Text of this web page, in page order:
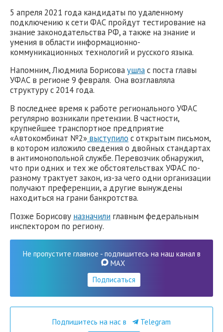
5 апреля 2021 года кандидаты по удаленному
подключению к сети ФАС пройдут тестирование на
знание законодательства РФ, а также на знание и
умения в области информационно-
коммуникационных технологий и русского языка.
Напомним, Людмила Борисоваушлас поста главы
УФАС в регионе 9 февраля. Она возглавляла
структуру с 2014 года.
В последнее время к работе регионального УФАС
регулярно возникали претензии. В частности,
крупнейшее транспортное предприятие
«Автокомбинат №2» выступило с открытым письмом,
в котором изложило сведения о двойных стандартах
в антимонопольной службе. Перевозчик обнаружил,
что при одних и тех же обстоятельствах УФАС по-
разному трактует закон, из-за чего одни организации
получают преференции, а другие вынуждены
находиться на грани банкротства.
Позже Борисову назначили главным федеральным
инспектором по региону.
Не пропустите главное - подпишитесь на наш канал в
MAX
Подписаться
Подпишитесь на нас в
Telegram